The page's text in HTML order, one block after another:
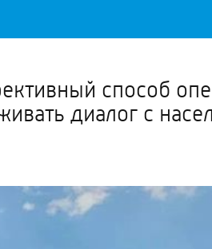
способ
диалог с